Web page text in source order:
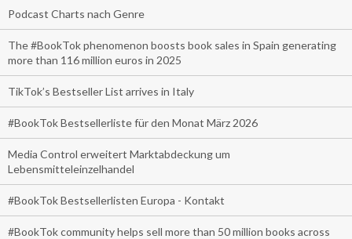
Podcast Charts nach Genre
The #BookTok phenomenon boosts book sales in Spain generating
more than 116 million euros in 2025
TikTok’s Bestseller List arrives in Italy
#BookTok Bestsellerliste für den Monat März 2026
Media Control erweitert Marktabdeckung um
Lebensmitteleinzelhandel
#BookTok Bestsellerlisten Europa - Kontakt
#BookTok community helps sell more than 50 million books across